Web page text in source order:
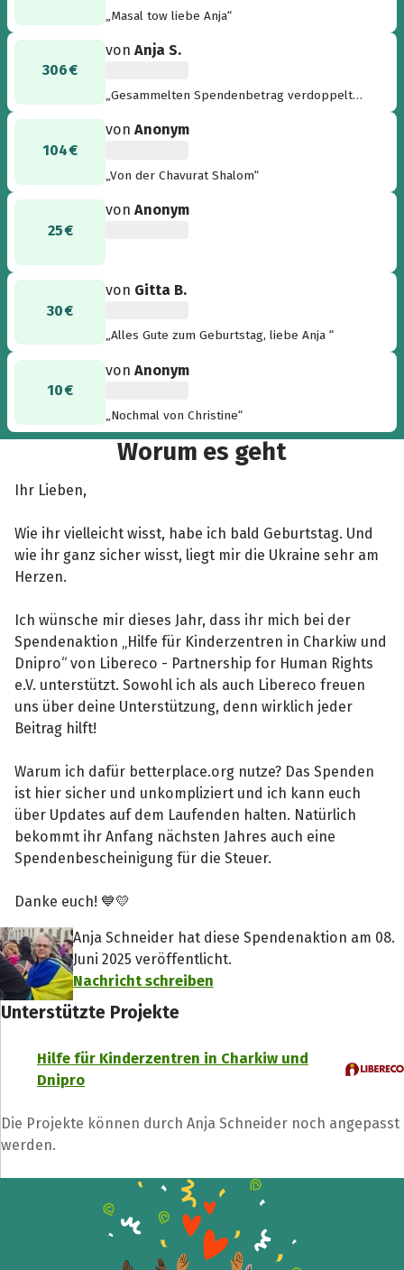
„Masal tow liebe Anja“
306 €
vonAnja S.
„Gesammelten Spendenbetrag verdoppelt
104 €
vonAnonym
„Von der Chavurat Shalom“
25 €
vonAnonym
30 €
von Gitta B.
„Alles Gute zum Geburtstag, liebe Anja “
10 €
vonAnonym
„Nochmal von Christine“
Worum es geht
Ihr Lieben,
Wie ihr vielleicht wisst, habe ich bald Geburtstag. Und
wie ihr ganz sicher wisst, liegt mir die Ukraine sehr am
Herzen.
Ich wünsche mir dieses Jahr, dass ihr mich bei der
Spendenaktion „Hilfe für Kinderzentren in Charkiw und
Dnipro“ von Libereco - Partnership for Human Rights
e.V. unterstützt. Sowohl ich als auch Libereco freuen
uns über deine Unterstützung, denn wirklich jeder
Beitrag hilft!
Warum ich dafür betterplace.org nutze? Das Spenden
ist hier sicher und unkompliziert und ich kann euch
über Updates auf dem Laufenden halten. Natürlich
bekommt ihr Anfang nächsten Jahres auch eine
Spendenbescheinigung für die Steuer.
Danke euch! 💙💛
Anja Schneider hat diese Spendenaktion am 08.
Juni 2025 veröffentlicht.
Nachricht schreiben
Unterstützte Projekte
Hilfe für Kinderzentren in Charkiw und
Dnipro
Die Projekte können durch Anja Schneider noch angepasst
werden.